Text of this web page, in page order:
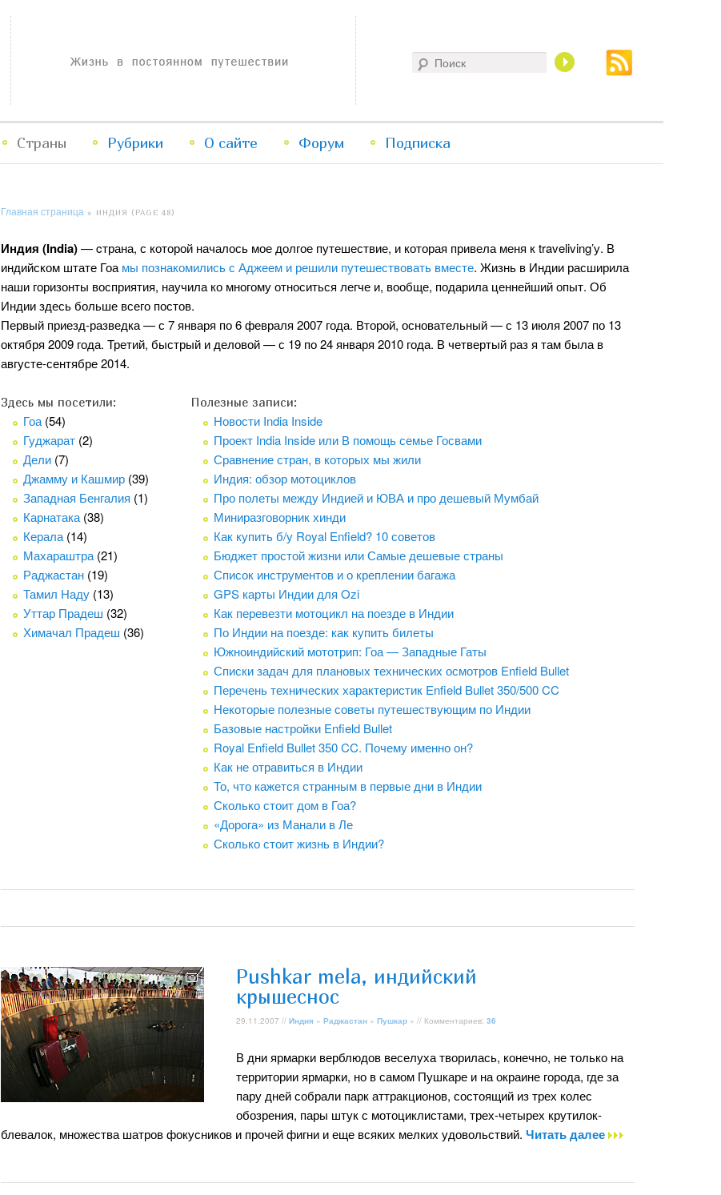
Жизнь в постоянном путешествии
Перейти
содержимому
Перейти
содержимому
Страны Рубрики О сайте Форум Подписка
Главная страница » ИНДИЯ (PAGE 48)
Индия (India)— cтрана, с которой началось мое долгое путешествие, и которая привела меня к traveliving’у. В
индийском штате Гоа мы познакомились с Аджеем и решили путешествовать вместе. Жизнь в Индии расширила
наши горизонты восприятия, научила ко многому относиться легче и, вообще, подарила ценнейший опыт. Об
Индии здесь больше всего постов.
Первый приезд-разведка — с 7 января по 6 февраля 2007 года. Второй, основательный — с 13 июля 2007 по 13
октября 2009 года. Третий, быстрый и деловой — с 19 по 24 января 2010 года. В четвертый раз я там была в
августе-сентябре 2014.
Здесь мы посетили:
Гоа(54)
Гуджарат (2)
Дели (7)
Джамму и Кашмир (39)
Западная Бенгалия (1)
Карнатака(38)
Керала(14)
Махараштра(21)
Раджастан (19)
Тамил Наду (13)
Уттар Прадеш (32)
Химачал Прадеш (36)
Полезные записи:
Новости India Inside
Проект India Inside или В помощь семье Госвами
Сравнение стран, в которых мы жили
Индия: обзор мотоциклов
Про полеты между Индией и ЮВА и про дешевый Мумбай
Миниразговорник хинди
Как купить б/у Royal Enfield? 10 советов
Бюджет простой жизни или Самые дешевые страны
Список инструментов и о креплении багажа
GPS карты Индии для Ozi
Как перевезти мотоцикл на поезде в Индии
По Индии на поезде: как купить билеты
Южноиндийский мототрип: Гоа — Западные Гаты
Списки задач для плановых технических осмотров Enfield Bullet
Перечень технических характеристик Enfield Bullet 350/500 CC
Некоторые полезные советы путешествующим по Индии
Базовые настройки Enfield Bullet
Royal Enfield Bullet 350 CC. Почему именно он?
Как не отравиться в Индии
То, что кажется странным в первые дни в Индии
Сколько стоит дом в Гоа?
«Дорога» из Манали в Ле
Сколько стоит жизнь в Индии?
Pushkar mela, индийский
крышеснос
29.11.2007 // Индия » Раджастан » Пушкар » // Комментариев: 36
В дни ярмарки верблюдов веселуха творилась, конечно, не только на
территории ярмарки, но в самом Пушкаре и на окраине города, где за
пару дней собрали парк аттракционов, состоящий из трех колес
обозрения, пары штук с мотоциклистами, трех-четырех крутилок-
блевалок, множества шатров фокусников и прочей фигни и еще всяких мелких удовольствий. Читать далее